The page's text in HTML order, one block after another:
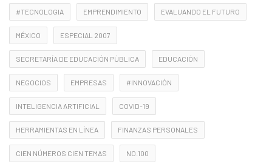
#TECNOLOGIA EMPRENDIMIENTO EVALUANDO EL FUTURO
MÉXICO ESPECIAL 2007
SECRETARÍA DE EDUCACIÓN PÚBLICA EDUCACIÓN
NEGOCIOS EMPRESAS #INNOVACIÓN
INTELIGENCIA ARTIFICIAL COVID-19
HERRAMIENTAS EN LÍNEA FINANZAS PERSONALES
CIEN NÚMEROS CIEN TEMAS NO.100